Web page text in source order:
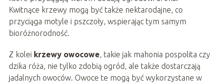
Kwitnące krzewy mogą być także nektarodajne, co
przyciąga motyle i pszczoły, wspierając tym samym
bioróżnorodność.
Z kolei krzewy owocowe, takie jak mahonia pospolita czy
dzika róża, nie tylko zdobią ogród, ale także dostarczają
jadalnych owoców. Owoce te mogą być wykorzystane w